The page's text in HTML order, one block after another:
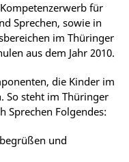
für
Sprechen, sowie in
im Thüringer
aus dem Jahr 2010.
die Kinder im
So steht im Thüringer
Sprechen Folgendes:
und